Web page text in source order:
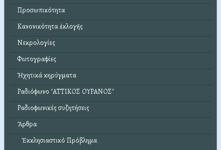
Προσωπικότητα
Κανονικότητα ἐκλογῆς
Νεκρολογίες
Φωτογραφίες
Ἠχητικά κηρύγματα
Ραδιόφωνο "ΑΤΤΙΚΟΣ ΟΥΡΑΝΟΣ"
Ραδιοφωνικές συζητήσεις
Ἄρθρα
Ἐκκλησιαστικό Πρόβλημα